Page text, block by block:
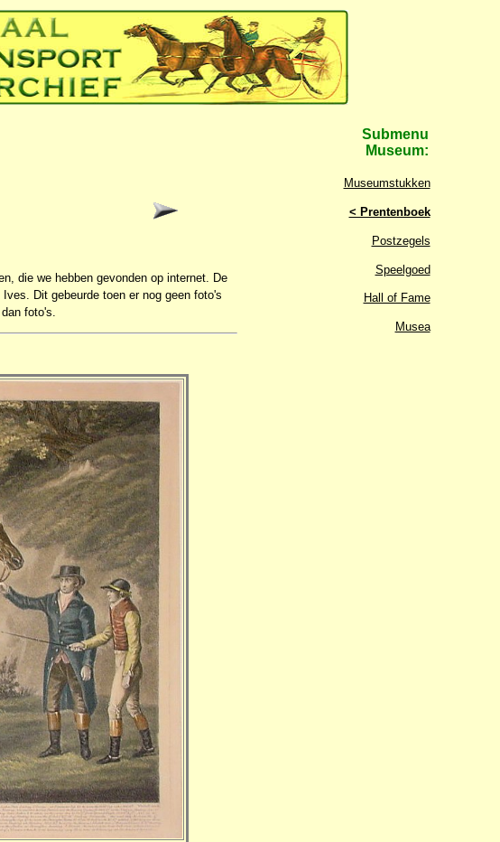
die we hebben gevonden op internet. De
Dit gebeurde toen er nog geen foto's
foto's.
Submenu
Museum:
Museumstukken
< Prentenboek
Postzegels
Speelgoed
Hall of Fame
Musea